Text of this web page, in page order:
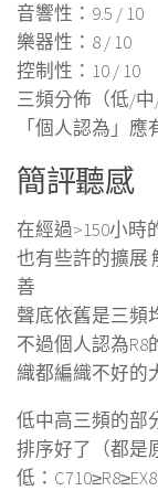
音響性：9.5 / 10
樂器性：8 / 10
控制性：10 / 10
三頻分佈（低/中
「個人認為」應
簡評聽感
在經過>150小時
也有些許的擴展
善
聲底依舊是三頻
不過個人認為
織都編織不好的
低中高三頻的部
排序好了（都是
低：